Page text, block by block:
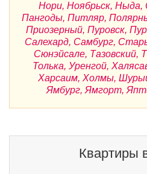
Нори, Ноябрьск, Ныда,
Пангоды, Питляр,
Приозерный, Пуровск,
Салехард, Самбург,
Сюнэйсале, Тазовский,
Толька, Уренгой,
Харсаим, Холмы,
Ямбург, Ямгорт,
Квартиры